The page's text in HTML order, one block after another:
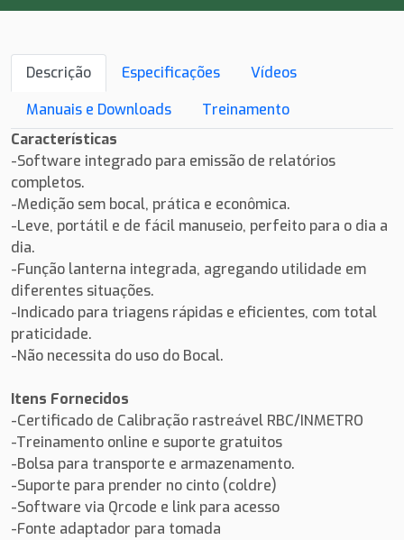
Descrição Especificações
Vídeos
Manuais e Downloads
Treinamento
Características
-Software integrado para emissão de relatórios
completos.
-Medição sem bocal, prática e econômica.
-Leve, portátil e de fácil manuseio, perfeito para o dia a
dia.
-Função lanterna integrada, agregando utilidade em
diferentes situações.
-Indicado para triagens rápidas e eficientes, com total
praticidade.
-Não necessita do uso do Bocal.
Itens Fornecidos
-Certificado de Calibração rastreável RBC/INMETRO
-Treinamento online e suporte gratuitos
-Bolsa para transporte e armazenamento.
-Suporte para prender no cinto (coldre)
-Software via Qrcode e link para acesso
-Fonte adaptador para tomada